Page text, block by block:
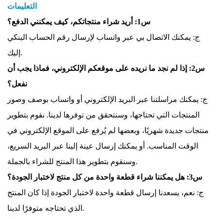
التعليمات
س1: أريد شراء منتجاتكم، كيف يمكنني الدفع؟
ج: يمكنك الاتصال بي عبر واتساب لإرسال رقم الحساب البنكي
إليك.
س2: إذا لم نجد ما نريده على موقعكم الإلكتروني، فماذا يجب أن
نفعل؟
ج: يمكنك مراسلتنا عبر البريد الإلكتروني أو واتساب بوصف وصور
المنتجات التي تحتاجها، وسنتحقق من توفرها لدينا. نقوم بتطوير
منتجات جديدة شهريًا، وبعضها لم يُرفع على الموقع الإلكتروني في
الوقت المناسب. أو يمكنك إرسال عينة إلينا عبر البريد السريع،
وسنقوم بتطوير هذا المنتج للشراء بالجملة.
س3: هل يمكننا شراء قطعة واحدة من كل منتج لاختبار الجودة؟
ج: نعم، يسعدنا إرسال قطعة واحدة لاختبار الجودة إذا كان المنتج
الذي تحتاجه متوفرًا لدينا.